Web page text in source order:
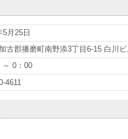
5月25日
古郡播磨町南野添3丁目6-15 白川
～ 0：00
4611